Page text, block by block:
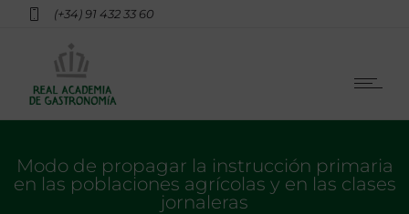
(+34) 91 432 33 60
Modo de propagar la instrucción primaria
en las poblaciones agrícolas y en las clases
jornaleras